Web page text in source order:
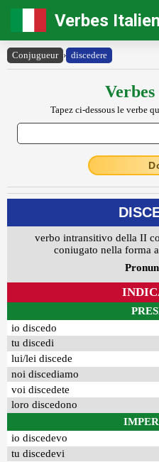
Verbes
Conjugueur › discedere
Tapez ci-dessous le verbe
verbo intransitivo della II
coniugato nella forma
io discedo
tu discedi
lui/lei discede
noi discediamo
voi discedete
loro discedono
io discedevo
tu discedevi